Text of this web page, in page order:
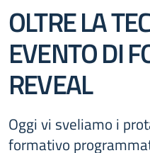
OLTRE LA
EVENTO DI
REVEAL
Oggi vi sveliamo i
formativo